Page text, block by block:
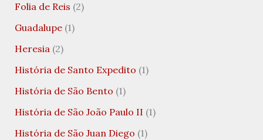
Folia de Reis (2)
Guadalupe(1)
Heresia(2)
História de Santo Expedito (1)
História de São Bento (1)
História de São João Paulo II (1)
História de São Juan Diego (1)